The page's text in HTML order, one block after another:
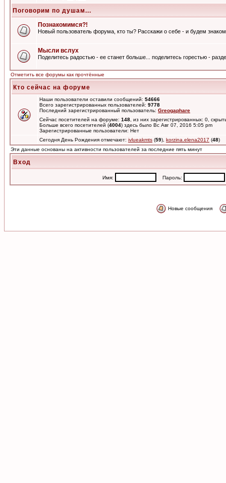
Поговорим по душам...
Познакомимся?!
Новый пользователь форума, кто ты? Расскажи о себе - и будем
Мысли вслух
Поделитесь радостью - ее станет больше... поделитесь горестью -
Отметить все форумы как прочтённые
Кто сейчас на форуме
Наши пользователи оставили сообщений: 54666
Всего зарегистрированных пользователей: 9778
Последний зарегистрированный пользователь: Greogaphare
Сейчас посетителей на форуме: 148 , из них зарегистрированных: 0,
Больше всего посетителей (4004) здесь было Вс Авг 07, 2016 5:05 pm
Зарегистрированные пользователи: Нет
Сегодня День Рождения отмечают: ivlueakmts (59), korzina.elena2017 (48)
Эти данные основаны на активности пользователей за последние пять минут
Вход
Имя: Пароль:
Новые сообщения